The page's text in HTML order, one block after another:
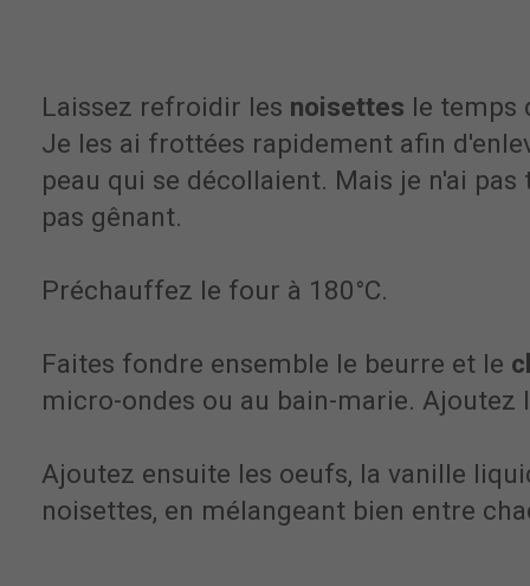
Laissez refroidir les noisettes le temps
Je les ai frottées rapidement afin
peau qui se décollaient. Mais je n'ai pas
pas gênant.
Préchauffez le four à 180°C.
Faites fondre ensemble le beurre et le
micro-ondes ou au bain-marie. Ajoutez
Ajoutez ensuite les oeufs, la vanille
noisettes, en mélangeant bien entre